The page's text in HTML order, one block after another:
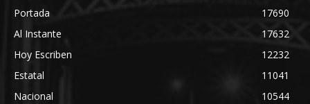
Portada
17690
Al Instante
17632
Hoy Escriben
12232
Estatal
11041
Nacional
10544